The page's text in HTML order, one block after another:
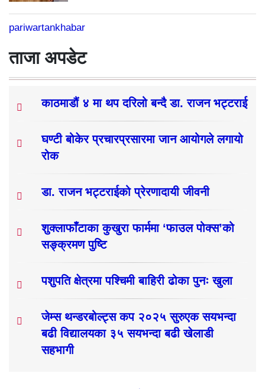
pariwartankhabar
ताजा अपडेट
काठमाडौं ४ मा थप दरिलो बन्दै डा. राजन भट्टराई
घण्टी बोकेर प्रचारप्रसारमा जान आयोगले लगायो
रोक
डा. राजन भट्टराईको प्रेरणादायी जीवनी
शुक्लाफाँटाका कुखुरा फार्ममा ‘फाउल पोक्स’को
सङ्क्रमण पुष्टि
पशुपति क्षेत्रमा पश्चिमी बाहिरी ढोका पुनः खुला
जेम्स थन्डरबोल्ट्स कप २०२५ सुरुएक सयभन्दा
बढी विद्यालयका ३५ सयभन्दा बढी खेलाडी
सहभागी